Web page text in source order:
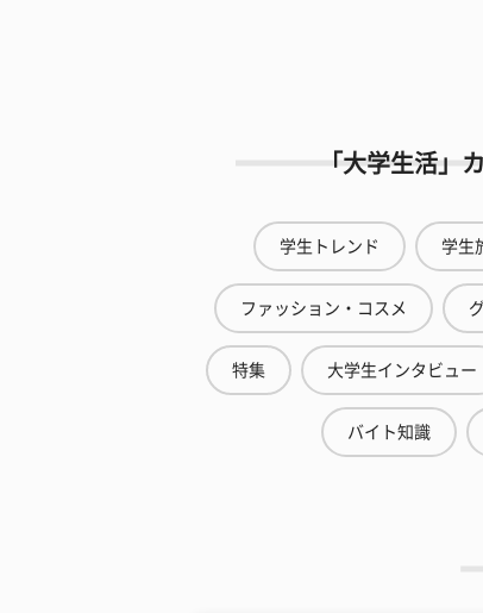
「大学生活」
学生トレンド 学生
ファッション・コスメ
特集 大学生インタビュー
バイト知識